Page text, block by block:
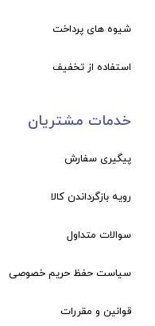
شیوه های پرداخت
استفاده از تخفیف
خدمات مشتریان
پیگیری سفارش
رویه بازگرداندن کالا
سوالات متداول
سیاست حفظ حریم خصوصی
قوانین و مقررات